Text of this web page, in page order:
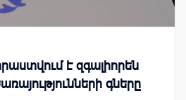
է զգալիորեն
գները